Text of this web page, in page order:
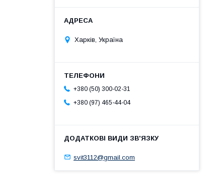
Харків, Україна
+380 (50) 300-02-31
+380 (97) 465-44-04
svit3112@gmail.com